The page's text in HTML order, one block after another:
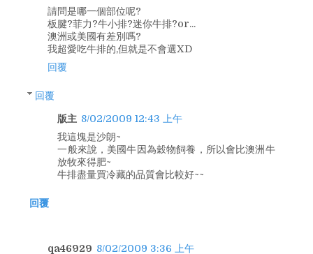
請問是哪一個部位呢?
板腱?菲力?牛小排?迷你牛排?or...
澳洲或美國有差別嗎?
我超愛吃牛排的,但就是不會選XD
回覆
回覆
版主 8/02/2009 12:43 上午
我這塊是沙朗~
一般來說，美國牛因為穀物飼養，所以會比澳洲牛
放牧來得肥~
牛排盡量買冷藏的品質會比較好~~
回覆
qa46929 8/02/2009 3:36 上午